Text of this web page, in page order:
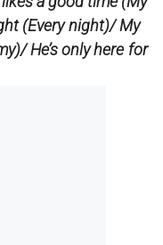
(Every night)/ My
He’s only here for